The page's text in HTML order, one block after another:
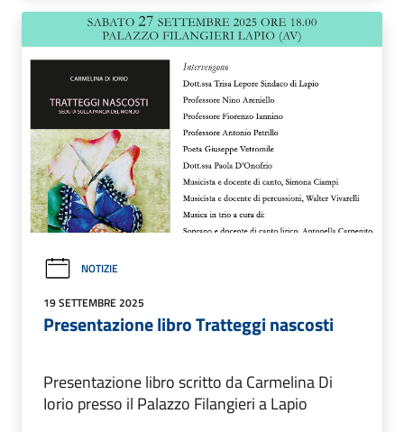
NOTIZIE
19 SETTEMBRE 2025
Presentazione libro Tratteggi nascosti
Presentazione libro scritto da Carmelina Di
Iorio presso il Palazzo Filangieri a Lapio